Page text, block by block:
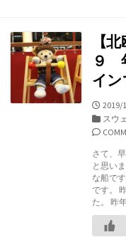
【
９
イ
公
開
日
2019/
カ
テ
リ
ー
スウ
さて、
と思い
な船で
です。
た。 昨